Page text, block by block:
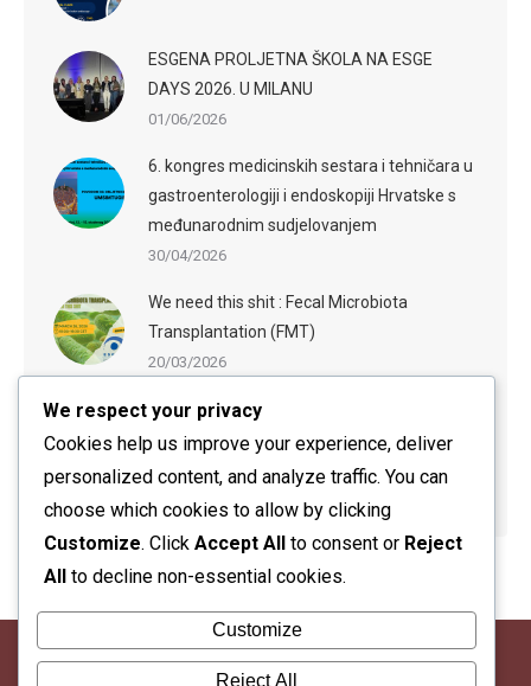
ESGENA PROLJETNA ŠKOLA NA ESGE
DAYS 2026. U MILANU
01/06/2026
6. kongres medicinskih sestara i tehničara u
gastroenterologiji i endoskopiji Hrvatske s
međunarodnim sudjelovanjem
30/04/2026
We need this shit : Fecal Microbiota
Transplantation (FMT)
20/03/2026
ESGE-ESGENA Webinar: Sedation in
Endoscopy: Evidence-Based Practices and
Practical Guidance
20/03/2026
We respect your privacy
Cookies help us improve your experience, deliver
personalized content, and analyze traffic. You can
choose which cookies to allow by clicking
Customize. Click Accept All to consent or Reject
All to decline non-essential cookies.
Customize
Reject All